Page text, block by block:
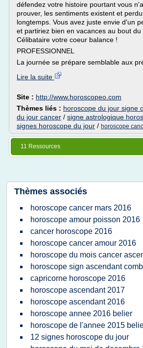
défendez votre histoire pourtant vous
prouver, les sentiments existent et
longtemps. Vous avez juste envie d'un
et partiriez bien en vacances au bout du
Célibataire votre coeur balance !
PROFESSIONNEL
La journée se prépare semblable aux
Lire la suite
Site : http://www.horoscopeo.com
Thèmes liés : horoscope du jour signe
du jour cancer / signe astrologique
signes horoscope du jour / horoscope
11 Ressources
Thèmes associés
horoscope cancer mars 2016
horoscope amour poisson 2016
cancer horoscope 2016
horoscope cancer amour 2016
horoscope du mois cancer
horoscope sign ascendant
capricorne horoscope 2016
horoscope ascendant 2017
horoscope ascendant 2016
horoscope annee 2016 belier
horoscope de l'annee 2015
12 signes horoscope du jour